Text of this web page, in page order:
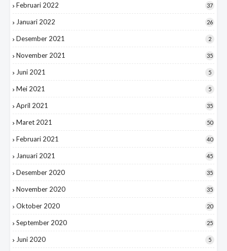
Februari 2022 37
Januari 2022 26
Desember 2021 2
November 2021 35
Juni 2021 5
Mei 2021 5
April 2021 35
Maret 2021 50
Februari 2021 40
Januari 2021 45
Desember 2020 35
November 2020 35
Oktober 2020 20
September 2020 25
Juni 2020 5